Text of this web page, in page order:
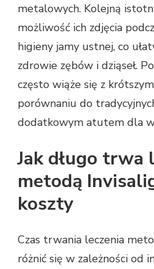
metalowych. Kolejną
możliwość ich zdjęcia
higieny jamy ustnej, co
zdrowie zębów i dziąseł.
często wiąże się z
porównaniu do
dodatkowym atutem dla
Jak długo trwa
metodą
koszty
Czas trwania leczenia
różnić się w zależności od